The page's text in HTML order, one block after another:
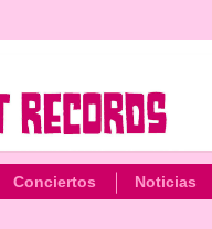
Conciertos Noticias